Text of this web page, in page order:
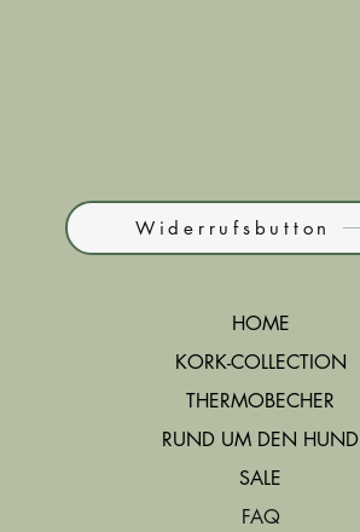
Widerrufsbutton
HOME
KORK-COLLECTION
THERMOBECHER
RUND UM DEN HUND
SALE
FAQ